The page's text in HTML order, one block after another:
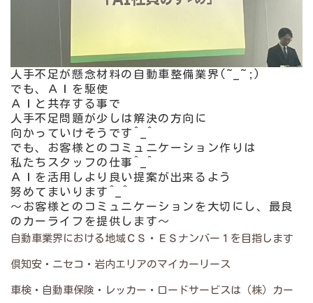
人手不足が懸念材料の自動車整備業界(~_~;)
でも、ＡＩを駆使
ＡＩと共存する事で
人手不足問題が少しは解決の方向に
向かっていけそうです^_^
でも、お客様とのコミュニケーション作りは
私たちスタッフの仕事^_^
ＡＩを活用しより良い提案が出来るよう
努めてまいります^_^
～お客様とのコミュニケーションを大切にし、最良
のカーライフを提供します～
自動車業界における地域ＣＳ・ＥＳナンバー１を目指します
倶知安・ニセコ・岩内エリアのマイカーリース
車検・自動車保険・レッカー・ロードサービスは（株）カー